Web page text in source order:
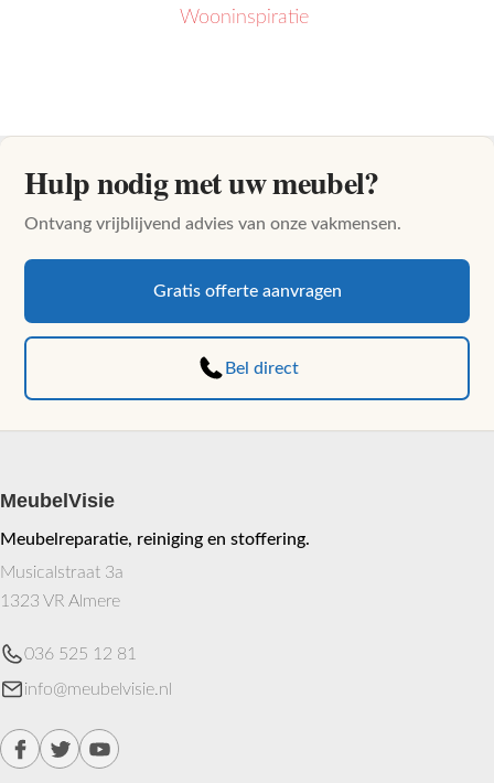
Wooninspiratie
Hulp nodig met uw meubel?
Ontvang vrijblijvend advies van onze vakmensen.
Gratis offerte aanvragen
Bel direct
MeubelVisie
Meubelreparatie, reiniging en stoffering.
Musicalstraat 3a
1323 VR Almere
036 525 12 81
info@meubelvisie.nl